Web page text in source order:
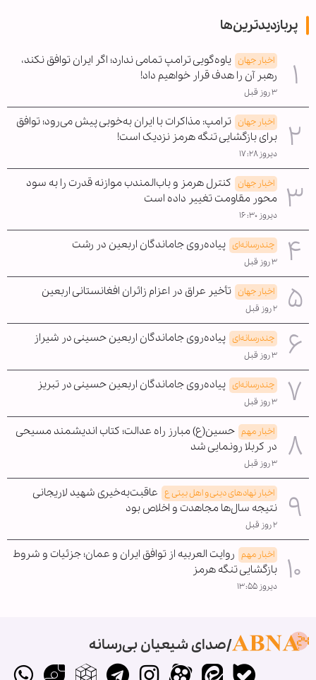
پربازدیدترین‌ها
اخبار جهان یاوه‌گویی ترامپ تمامی ندارد؛ اگر ایران توافق نکند،
رهبر آن را هدف قرار خواهیم داد!
۳ روز قبل
اخبار جهان ترامپ: مذاکرات با ایران به‌خوبی پیش می‌رود؛ توافق
برای بازگشایی تنگه هرمز نزدیک است!
دیروز ۱۷:۲۸
اخبار جهان کنترل هرمز و باب‌المندب موازنه قدرت را به سود
محور مقاومت تغییر داده است
دیروز ۱۶:۳۰
چندرسانه‌ای پیاده‌روی جاماندگان اربعین در رشت
۳ روز قبل
اخبار جهان تأخیر عراق در اعزام زائران افغانستانی اربعین
۲ روز قبل
چندرسانه‌ای پیاده‌روی جاماندگان اربعین حسینی در شیراز
۳ روز قبل
چندرسانه‌ای پیاده‌روی جاماندگان اربعین حسینی در تبریز
۳ روز قبل
اخبار مهم حسین(ع) مبارز راه عدالت؛ کتاب اندیشمند مسیحی
در کربلا رونمایی شد
۳ روز قبل
اخبار نهادهای دینی و اهل بیتی ع عاقبت‌به‌خیری شهید لاریجانی
نتیجه سال‌ها مجاهدت و اخلاص بود
۲ روز قبل
اخبار مهم روایت العربیه از توافق ایران و عمان؛ جزئیات و شروط
بازگشایی تنگه هرمز
دیروز ۱۳:۵۵
صدای شیعیان بی‌رسانه